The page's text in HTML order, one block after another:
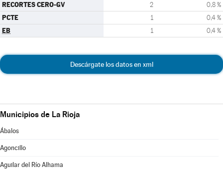
RECORTES CERO-GV 2 0,8 %
PCTE 1 0,4 %
EB 1 0,4 %
Descárgate los datos en xml
Municipios de La Rioja
Ábalos
Agoncillo
Aguilar del Río Alhama